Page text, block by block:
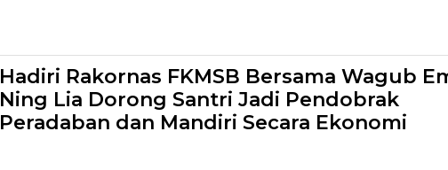
Hadiri Rakornas FKMSB Bersama Wagub
Ning Lia Dorong Santri Jadi Pendobrak
Peradaban dan Mandiri Secara Ekonomi